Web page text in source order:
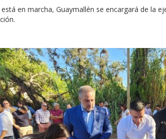
en marcha, Guaymallén se encargará de la